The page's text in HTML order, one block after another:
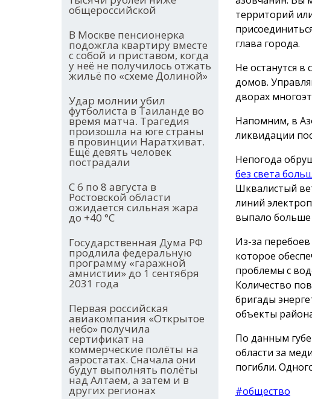
общероссийской
В Москве пенсионерка
подожгла квартиру вместе
с собой и приставом, когда
у неё не получилось отжать
жильё по «схеме Долиной»
Удар молнии убил
футболиста в Таиланде во
время матча. Трагедия
произошла на юге страны
в провинции Наратхиват.
Ещё девять человек
пострадали
С 6 по 8 августа в
Ростовской области
ожидается сильная жара
до +40 °С
Государственная Дума РФ
продлила федеральную
программу «гаражной
амнистии» до 1 сентября
2031 года
Первая российская
авиакомпания «Открытое
небо» получила
сертификат на
коммерческие полёты на
аэростатах. Сначала они
будут выполнять полёты
над Алтаем, а затем и в
других регионах
территорий
глава города.
Не останутся
домов.
дворах
Напомним, в
ликвидации
Непогода
без света
Шквалистый
линий
выпало
Из-за
которое
проблемы с
Количество
бригады
объекты
По данным
области за
погибли.
#общество